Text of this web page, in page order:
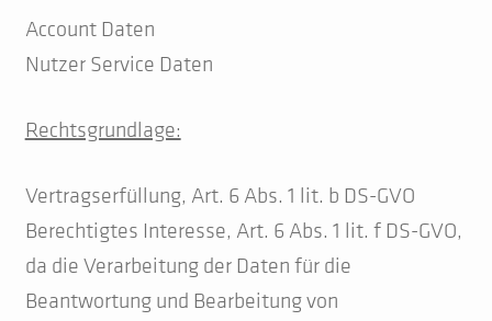
Account Daten
Nutzer Service Daten
Rechtsgrundlage:
Vertragserfüllung, Art. 6 Abs. 1 lit. b DS-GVO
Berechtigtes Interesse, Art. 6 Abs. 1 lit. f DS-GVO,
da die Verarbeitung der Daten für die
Beantwortung und Bearbeitung von